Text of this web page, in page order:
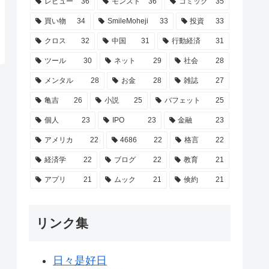
買い物 34 SmileMoheji 33 投資 33
クロス 32 中国 31 行動経済 31
ツール 30 ネット 29 社会 28
メンタル 28 お金 28 雑誌 27
亀吉 26 小説 25 バフェット 25
個人 23 IPO 23 金融 23
アメリカ 22 4686 22 格言 22
経済学 22 ブログ 22 教育 21
アプリ 21 ムック 21 倹約 21
リンク集
日々是好日